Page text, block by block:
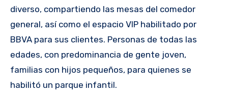
diverso, compartiendo las mesas del comedor
general, así como el espacio VIP habilitado por
BBVA para sus clientes. Personas de todas las
edades, con predominancia de gente joven,
familias con hijos pequeños, para quienes se
habilitó un parque infantil.